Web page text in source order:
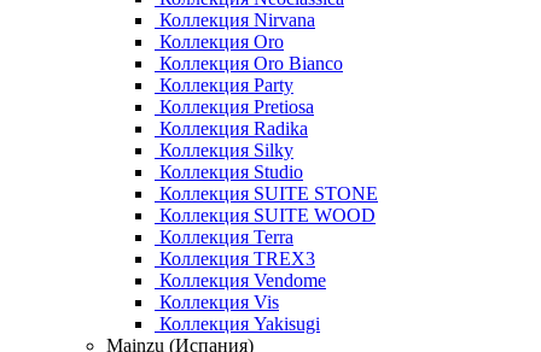
Коллекция Nirvana
Коллекция Oro
Коллекция Oro Bianco
Коллекция Party
Коллекция Pretiosa
Коллекция Radika
Коллекция Silky
Коллекция Studio
Коллекция SUITE STONE
Коллекция SUITE WOOD
Коллекция Terra
Коллекция TREX3
Коллекция Vendome
Коллекция Vis
Коллекция Yakisugi
Mainzu (Испания)